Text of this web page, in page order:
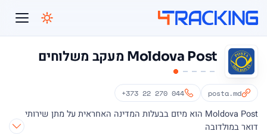
Moldova Post מעקב משלוחים
posta.md
+373 22 270 044
Moldova Post הוא מיזם בבעלות המדינה האחראית על מתן שירותי
דואר במולדובה